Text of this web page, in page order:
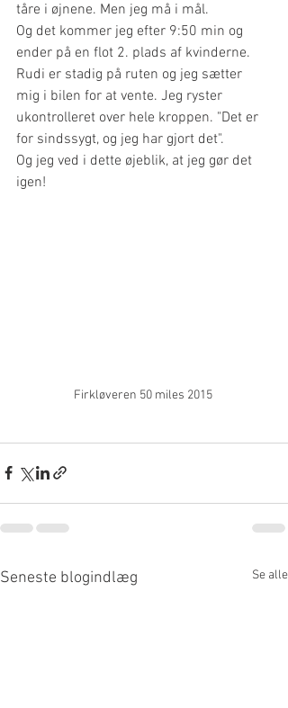
tåre i øjnene. Men jeg må i mål.
Og det kommer jeg efter 9:50 min og
ender på en flot 2. plads af kvinderne.
Rudi er stadig på ruten og jeg sætter
mig i bilen for at vente. Jeg ryster
ukontrolleret over hele kroppen. "Det er
for sindssygt, og jeg har gjort det".
Og jeg ved i dette øjeblik, at jeg gør det
igen!
Firkløveren 50 miles 2015
Seneste blogindlæg Se alle